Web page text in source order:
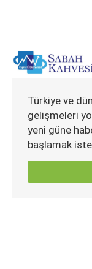
Türkiye ve
gelişmeleri
yeni güne
başlamak